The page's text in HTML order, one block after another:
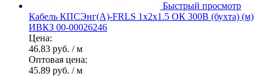
Быстрый просмотр
Кабель КПСЭнг(А)-FRLS 1х2х1.5 ОК 300В (бухта) (м)
ИВКЗ 00-00026246
Цена:
46.83 руб. / м
Оптовая цена:
45.89 руб. / м